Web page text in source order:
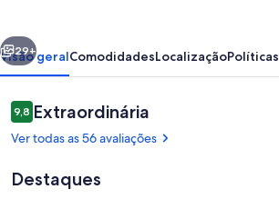
pertinho
do
Mar
Próximo
29+
Visão geralComodidadesLocalizaçãoPolíticas
Avaliações
9,89,8 de 10
Extraordinária
Ver todas as 56 avaliações
Destaques